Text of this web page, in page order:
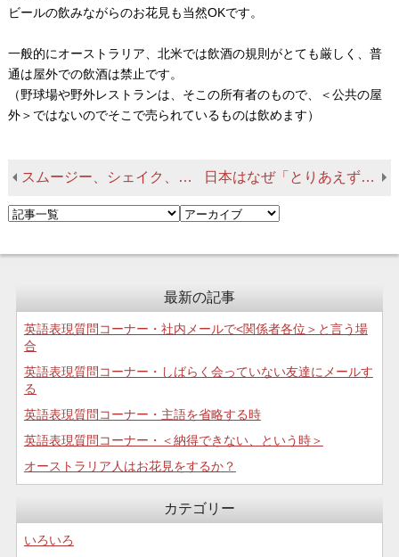
ビールの飲みながらのお花見も当然OKです。
一般的にオーストラリア、北米では飲酒の規則がとても厳しく、普
通は屋外での飲酒は禁止です。
（野球場や野外レストランは、そこの所有者のもので、＜公共の屋
外＞ではないのでそこで売られているものは飲めます）
スムージー、シェイク、フローズンドリンクの違い 日本はなぜ「とりあえずビール」なのか？
最新の記事
英語表現質問コーナー・社内メールで<関係者各位＞と言う場
合
英語表現質問コーナー・しばらく会っていない友達にメールす
る
英語表現質問コーナー・主語を省略する時
英語表現質問コーナー・＜納得できない、という時＞
オーストラリア人はお花見をするか？
カテゴリー
いろいろ